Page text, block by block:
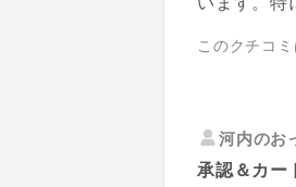
このクチコ
河内のお
承認＆カー